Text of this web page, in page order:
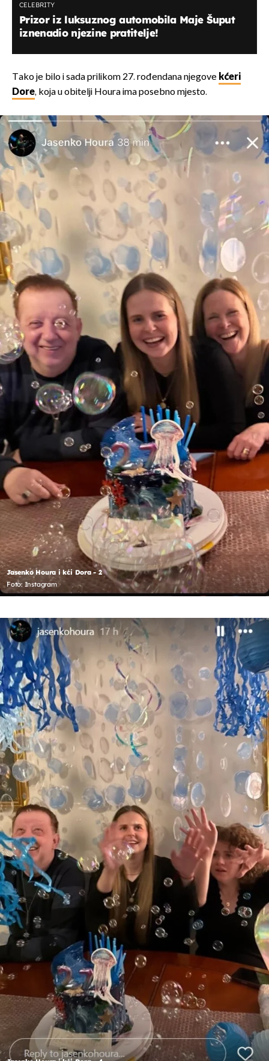
CELEBRITY
Prizor iz luksuznog automobila Maje Šuput
iznenadio njezine pratitelje!
Tako je bilo i sada prilikom 27. rođendana njegove kćeri
Dore, koja u obitelji Houra ima posebno mjesto.
Jasenko Houra i kći Dora - 2
Foto: Instagram